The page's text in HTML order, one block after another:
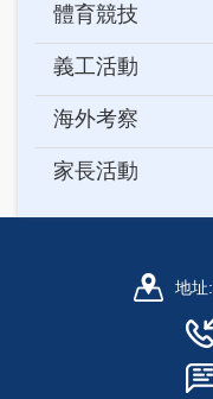
體育競技
義工活動
海外考察
家長活動
地址: